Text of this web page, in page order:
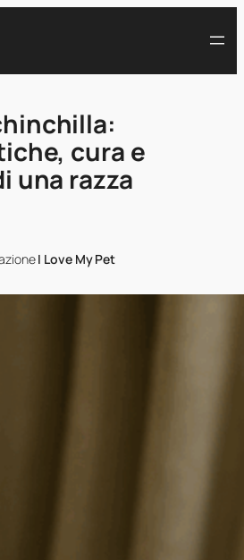
cura e
una razza
I Love My Pet